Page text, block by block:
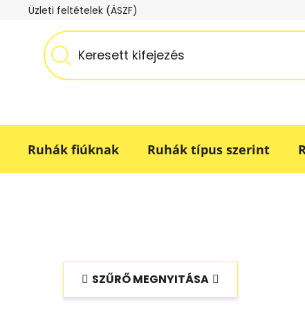
Üzleti feltételek (ÁSZF)
Ruhák fiúknak Ruhák típus szerint
SZŰRŐ MEGNYITÁSA